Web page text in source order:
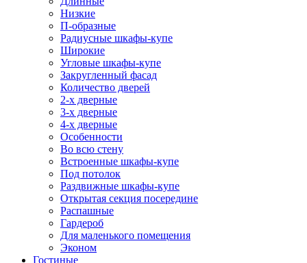
Низкие
П-образные
Радиусные шкафы-купе
Широкие
Угловые шкафы-купе
Закругленный фасад
Количество дверей
2-х дверные
3-х дверные
4-х дверные
Особенности
Во всю стену
Встроенные шкафы-купе
Под потолок
Раздвижные шкафы-купе
Открытая секция посередине
Распашные
Гардероб
Для маленького помещения
Эконом
Гостиные